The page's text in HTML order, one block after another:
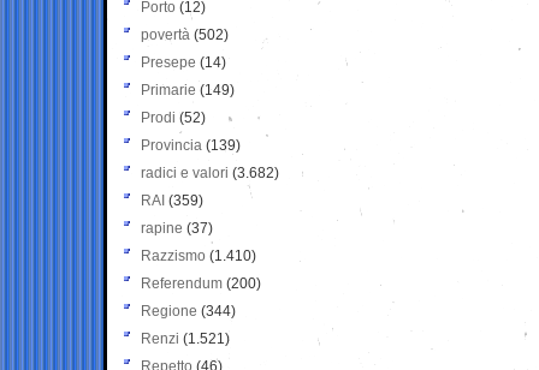
Porto (12)
povertà (502)
Presepe (14)
Primarie (149)
Prodi (52)
Provincia (139)
radici e valori (3.682)
RAI (359)
rapine (37)
Razzismo (1.410)
Referendum (200)
Regione (344)
Renzi (1.521)
Repetto (46)